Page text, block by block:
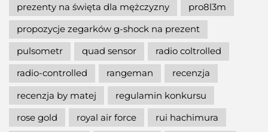
prezenty na święta dla mężczyzny
pro8l3m
propozycje zegarków g-shock na prezent
pulsometr
quad sensor
radio coltrolled
radio-controlled
rangeman
recenzja
recenzja by matej
regulamin konkursu
rose gold
royal air force
rui hachimura